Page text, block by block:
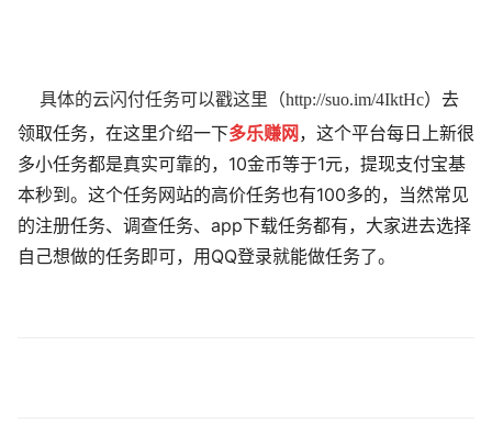
具体的云闪付任务可以戳这里（http://suo.im/4IktHc）去
领取任务，在这里介绍一下多乐赚网 ，这个平台每日上新很
多小任务都是真实可靠的，10金币等于1元，提现支付宝基
本秒到。这个任务网站的高价任务也有100多的，当然常见
的注册任务、调查任务、app下载任务都有，大家进去选择
自己想做的任务即可，用QQ登录就能做任务了。